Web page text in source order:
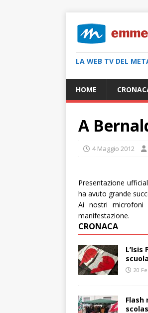
LA WEB TV DEL
HOME
A
4 Maggio 2012
Presentazione
ha avuto grande
Ai nostri microfoni
manifestazione.
CRONACA
20
Flash